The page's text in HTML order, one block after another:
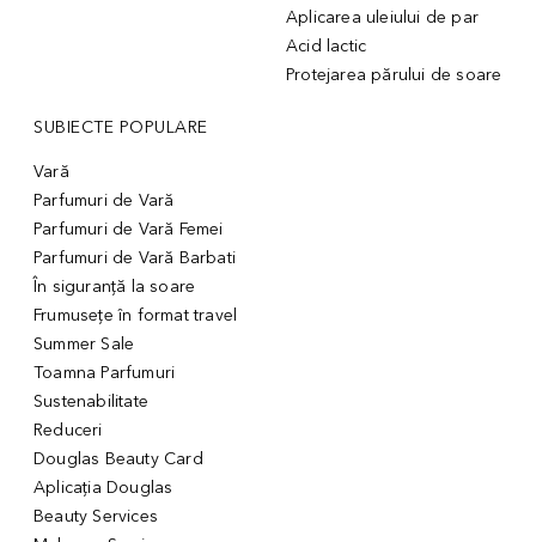
Aplicarea uleiului de par
Acid lactic
Protejarea părului de soare
SUBIECTE POPULARE
Vară
Parfumuri de Vară
Parfumuri de Vară Femei
Parfumuri de Vară Barbati
În siguranță la soare
Frumusețe în format travel
Summer Sale
Toamna Parfumuri
Sustenabilitate
Reduceri
Douglas Beauty Card
Aplicația Douglas
Beauty Services